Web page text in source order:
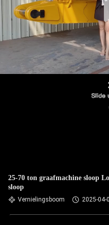
25-70 ton graafmachine sloop
sloop
Vernielingsboom 2025-04-